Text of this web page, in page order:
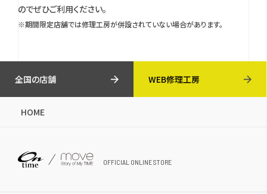
のでぜひご利用ください。
※期間限定店舗では修理工房が併設されていない場合があります。
全国の店舗 WEB修理工房
HOME
OFFICIAL ONLINE STORE